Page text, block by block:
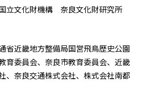
立文化財機構 奈良文化財研究所
省近畿地方整備局国営飛鳥歴史公園
育委員会、奈良市教育委員会、近畿
、奈良交通株式会社、株式会社南都